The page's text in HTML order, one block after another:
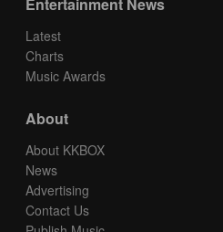
Latest
Charts
Music Awards
About
About KKBOX
News
Advertising
Contact Us